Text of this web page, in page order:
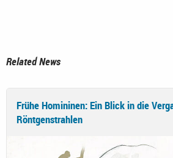
Related News
Frühe Homininen: Ein Blick in die
Röntgenstrahlen